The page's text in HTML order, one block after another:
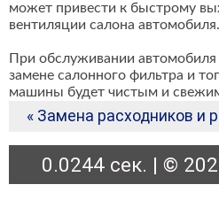
может привести к быстрому
вентиляции салона автомобиля.
При обслуживании автомобиля
замене салонного фильтра и
машины будет чистым и
« Замена расходников
0.0244 сек. | ©